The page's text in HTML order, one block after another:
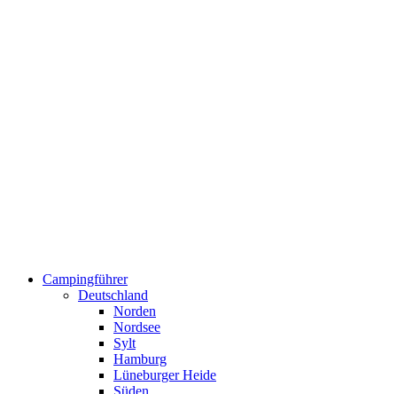
Campingführer
Deutschland
Norden
Nordsee
Sylt
Hamburg
Lüneburger Heide
Süden